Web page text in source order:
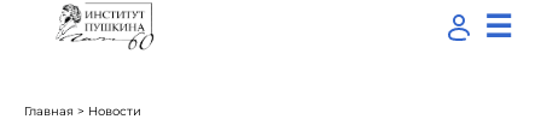
☰
Главная > Новости